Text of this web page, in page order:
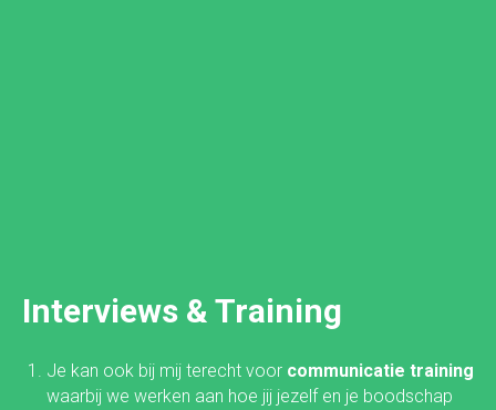
Interviews & Training
Je kan ook bij mij terecht voor communicatie training
waarbij we werken aan hoe jij jezelf en je boodschap